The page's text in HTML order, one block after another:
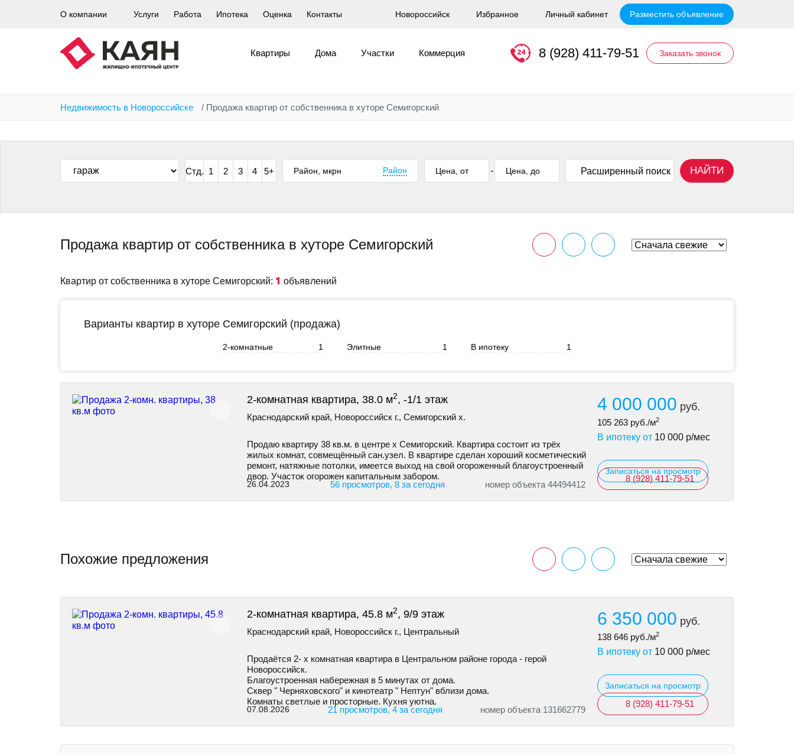
О компании Услуги Работа Ипотека Оценка Контакты Новороссийск Избранное Личный кабинет Разместить объявление
Квартиры Дома Участки Коммерция 8 (928) 411-79-51 Заказать звонок
Недвижимость в Новороссийске / Продажа квартир от собственника в хуторе Семигорский
Стд. 1 2 3 4 5+ Район - Расширенный поиск НАЙТИ
Продажа квартир от собственника в хуторе Семигорский
Квартир от собственника в хуторе Семигорский: 1 объявлений
Варианты квартир в хуторе Семигорский (продажа)
2-комнатные 1 Элитные 1 В ипотеку 1
2-комнатная квартира, 38.0 м2, -1/1 этаж
Краснодарский край, Новороссийск г., Семигорский х.
Продаю квартиру 38 кв.м. в центре х Семигорский. Квартира состоит из трёх
жилых комнат, совмещённый сан.узел. В квартире сделан хороший косметический
ремонт, натяжные потолки, имеется выход на свой огороженный благоустроенный
двор. Участок огорожен капитальным забором.
26.04.2023 56 просмотров, 8 за сегодня номер объекта 44494412
4 000 000 руб.
105 263 руб./м2
В ипотеку от 10 000 р/мес
Записаться на просмотр
8 (928) 411-79-51
Похожие предложения
2-комнатная квартира, 45.8 м2, 9/9 этаж
Краснодарский край, Новороссийск г., Центральный
Продаётся 2- х комнатная квартира в Центральном районе города - герой
Новороссийск.
Благоустроенная набережная в 5 минутах от дома.
Сквер " Черняховского" и кинотеатр " Нептун" вблизи дома.
Комнаты светлые и просторные. Кухня уютна.
07.08.2026 21 просмотров, 4 за сегодня номер объекта 131662779
6 350 000 руб.
138 646 руб./м2
В ипотеку от 10 000 р/мес
Записаться на просмотр
8 (928) 411-79-51